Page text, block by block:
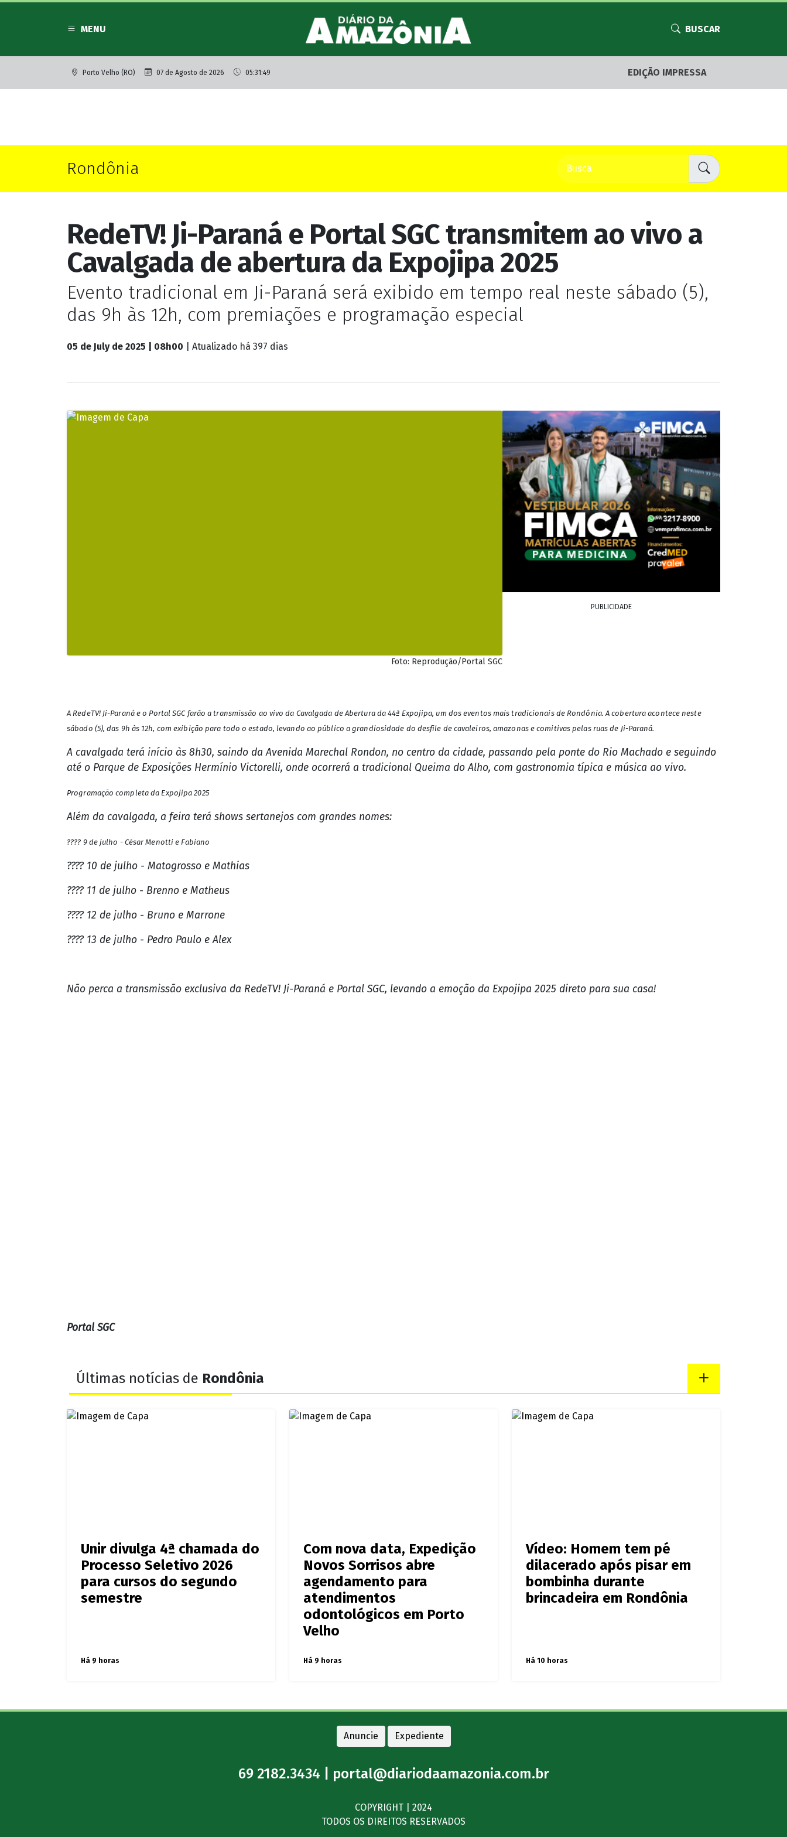
MENU BUSCAR
Porto Velho (RO) 07 de Agosto de 2026 05:31:49 EDIÇÃO IMPRESSA
Rondônia
RedeTV! Ji-Paraná e Portal SGC transmitem ao vivo a
Cavalgada de abertura da Expojipa 2025
Evento tradicional em Ji-Paraná será exibido em tempo real neste sábado (5),
das 9h às 12h, com premiações e programação especial
05 de July de 2025 | 08h00 | Atualizado há 397 dias
Foto: Reprodução/Portal SGC
PUBLICIDADE
A RedeTV! Ji-Paraná e o Portal SGC farão a transmissão ao vivo da Cavalgada de Abertura da 44ª Expojipa, um dos eventos mais tradicionais de Rondônia. A cobertura acontece neste
sábado (5), das 9h às 12h, com exibição para todo o estado, levando ao público a grandiosidade do desfile de cavaleiros, amazonas e comitivas pelas ruas de Ji-Paraná.
A cavalgada terá início às 8h30, saindo da Avenida Marechal Rondon, no centro da cidade, passando pela ponte do Rio Machado e seguindo
até o Parque de Exposições Hermínio Victorelli, onde ocorrerá a tradicional Queima do Alho, com gastronomia típica e música ao vivo.
Programação completa da Expojipa 2025
Além da cavalgada, a feira terá shows sertanejos com grandes nomes:
???? 9 de julho - César Menotti e Fabiano
???? 10 de julho - Matogrosso e Mathias
???? 11 de julho - Brenno e Matheus
???? 12 de julho - Bruno e Marrone
???? 13 de julho - Pedro Paulo e Alex
Não perca a transmissão exclusiva da RedeTV! Ji-Paraná e Portal SGC, levando a emoção da Expojipa 2025 direto para sua casa!
Portal SGC
Últimas notícias de Rondônia
Unir divulga 4ª chamada do
Processo Seletivo 2026
para cursos do segundo
semestre
Há 9 horas
Com nova data, Expedição
Novos Sorrisos abre
agendamento para
atendimentos
odontológicos em Porto
Velho
Há 9 horas
Vídeo: Homem tem pé
dilacerado após pisar em
bombinha durante
brincadeira em Rondônia
Há 10 horas
Anuncie Expediente
69 2182.3434 | portal@diariodaamazonia.com.br
COPYRIGHT | 2024
TODOS OS DIREITOS RESERVADOS